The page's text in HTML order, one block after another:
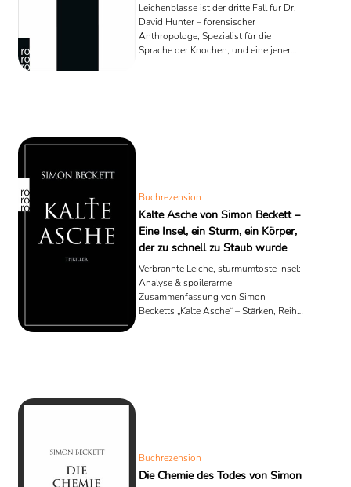
Leichenblässe ist der dritte Fall für Dr.
David Hunter – forensischer
Anthropologe, Spezialist für die
Sprache der Knochen, und eine jener
Experiment beendet: ein Leichnam, ...
Buchrezension
Kalte Asche von Simon Beckett –
Eine Insel, ein Sturm, ein Körper,
der zu schnell zu Staub wurde
Verbrannte Leiche, sturmumtoste Insel:
Analyse & spoilerarme
Zusammenfassung von Simon
Becketts „Kalte Asche“ – Stärken, Reihe
Buchrezension
Die Chemie des Todes von Simon